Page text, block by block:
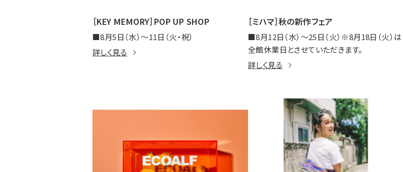
［KEY MEMORY］POP UP SHOP
■8月5日（水）～11日（火・祝）
詳しく見る
［ミハマ］秋の新作フェア
■8月12日（水）～25日（火）※8月18日（火）は
全館休業日とさせていただきます。
詳しく見る